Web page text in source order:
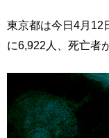
東京都は今日4月12
に6,922人、死亡者